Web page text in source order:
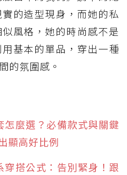
的造型現身，而她的私
風格，她的時尚感不是
基本的單品，穿出一種
的氛圍感。
怎麼選？必備款式與關鍵
顯高好比例
穿搭公式：告別緊身！跟